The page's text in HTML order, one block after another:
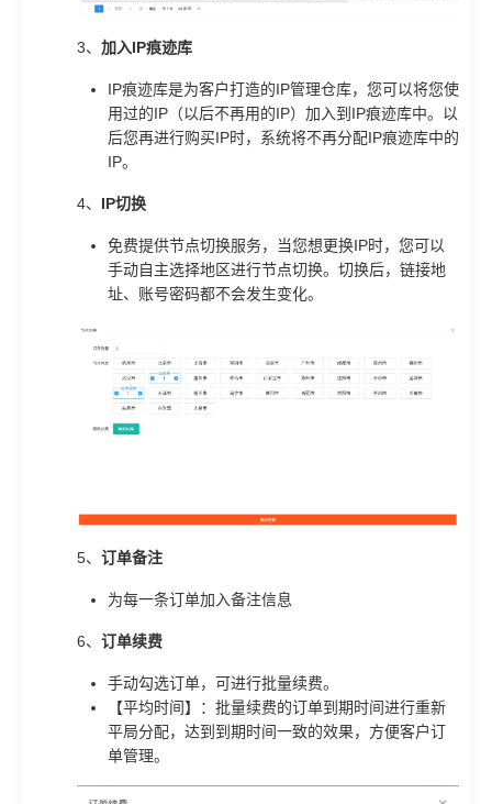
3、 加入IP痕迹库
IP痕迹库是为客户打造的IP管理仓库，您可以将您使
用过的IP（以后不再用的IP）加入到IP痕迹库中。以
后您再进行购买IP时，系统将不再分配IP痕迹库中的
IP。
4、 IP切换
免费提供节点切换服务，当您想更换IP时，您可以
手动自主选择地区进行节点切换。切换后，链接地
址、账号密码都不会发生变化。
5、 订单备注
为每一条订单加入备注信息
6、 订单续费
手动勾选订单，可进行批量续费。
【平均时间】：批量续费的订单到期时间进行重新
平局分配，达到到期时间一致的效果，方便客户订
单管理。